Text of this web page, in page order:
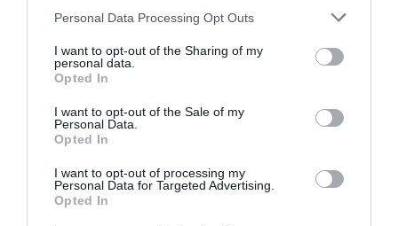
Personal Data Processing Opt Outs
I want to opt-out of the Sharing of my
personal data.
Opted In
I want to opt-out of the Sale of my
Personal Data.
Opted In
I want to opt-out of processing my
Personal Data for Targeted Advertising.
Opted In
loisirs à partir de décembre 2026
Aéroport néerlandais saturé
Bruxelles–Porto : Transavia ouvre une nouvelle liaison
loisirs à partir de décembre 2026
aeroport Hambantota